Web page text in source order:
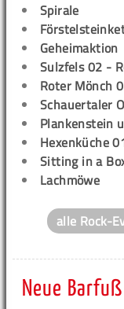
Spirale
Geheimaktion
Sulzfels 02 -
Roter Mönch
Schauertaler
Plankenstein
Hexenküche
Sitting in a
Lachmöwe
alle Rock-
Neue